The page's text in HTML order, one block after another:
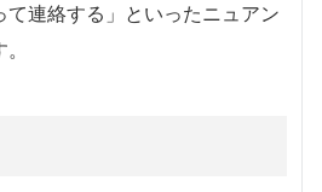
て連絡する」といったニュアン